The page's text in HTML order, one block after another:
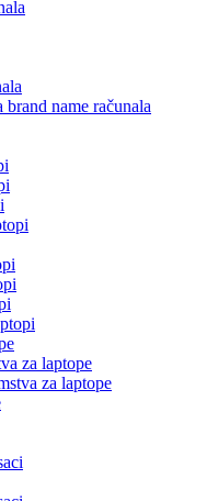
brand name računala
za laptope
za laptope